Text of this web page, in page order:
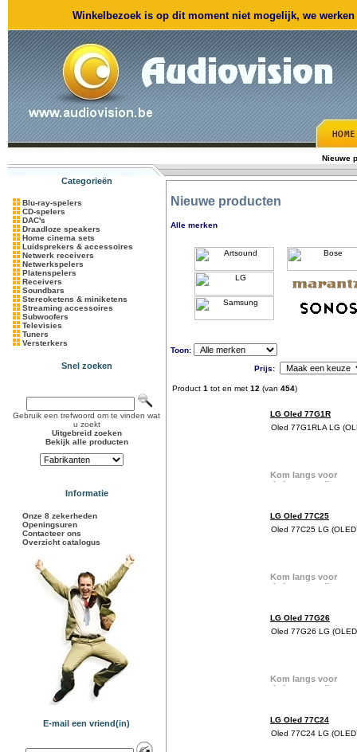
Winkelbezoek is op dit moment niet mogelijk, we
Nieuwe
Categorieën
Blu-ray-spelers
CD-spelers
DAC's
Draadloze speakers
Home cinema sets
Luidsprekers & accessoires
Netwerk receivers
Netwerkspelers
Platenspelers
Receivers
Soundbars
Stereoketens & miniketens
Streaming accessoires
Subwoofers
Televisies
Tuners
Versterkers
Snel zoeken
Gebruik een trefwoord om te vinden wat
u zoekt
Uitgebreid zoeken
Bekijk alle producten
Informatie
Onze 8 zekerheden
Openingsuren
Contacteer ons
Overzicht catalogus
E-mail een vriend(in)
Nieuwe producten
Alle merken
Toon:
Prijs:
Product 1 tot en met 12 (van 454)
LG Oled 77G1R
Oled 77G1RLA LG
LG Oled 77C25
Oled 77C25 LG
LG Oled 77G26
Oled 77G26 LG
LG Oled 77C24
Oled 77C24 LG